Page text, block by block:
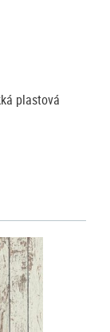
plastová